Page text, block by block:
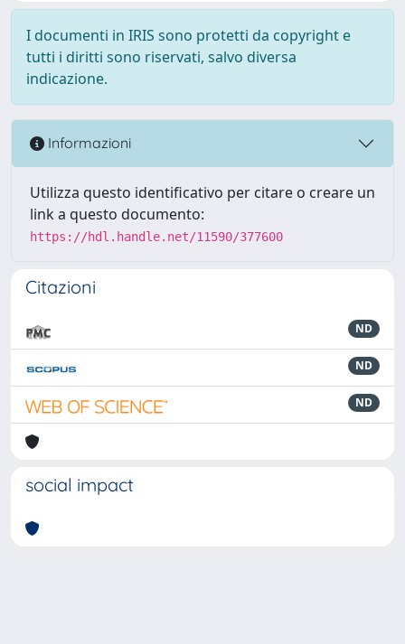
I documenti in IRIS sono protetti da copyright e
tutti i diritti sono riservati, salvo diversa
indicazione.
Informazioni
Utilizza questo identificativo per citare o creare un
link a questo documento:
https://hdl.handle.net/11590/377600
Citazioni
ND
ND
ND
social impact